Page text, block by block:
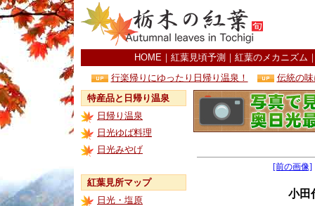
HOME ｜ 紅葉見頃予測 ｜ 紅葉のメカニズム
行楽帰りにゆったり日帰り温泉！
伝統の
特産品と日帰り温泉
日帰り温泉
日光ゆば料理
日光みやげ
紅葉見所マップ
日光・塩原
[前の画像]
小田